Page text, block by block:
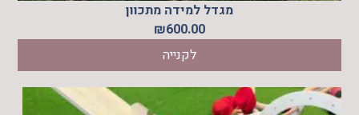
מגדל למידה מתכוון
₪600.00
לקנייה